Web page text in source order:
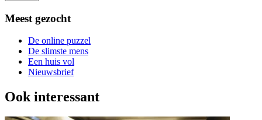
Meest gezocht
De online puzzel
De slimste mens
Een huis vol
Nieuwsbrief
Ook interessant